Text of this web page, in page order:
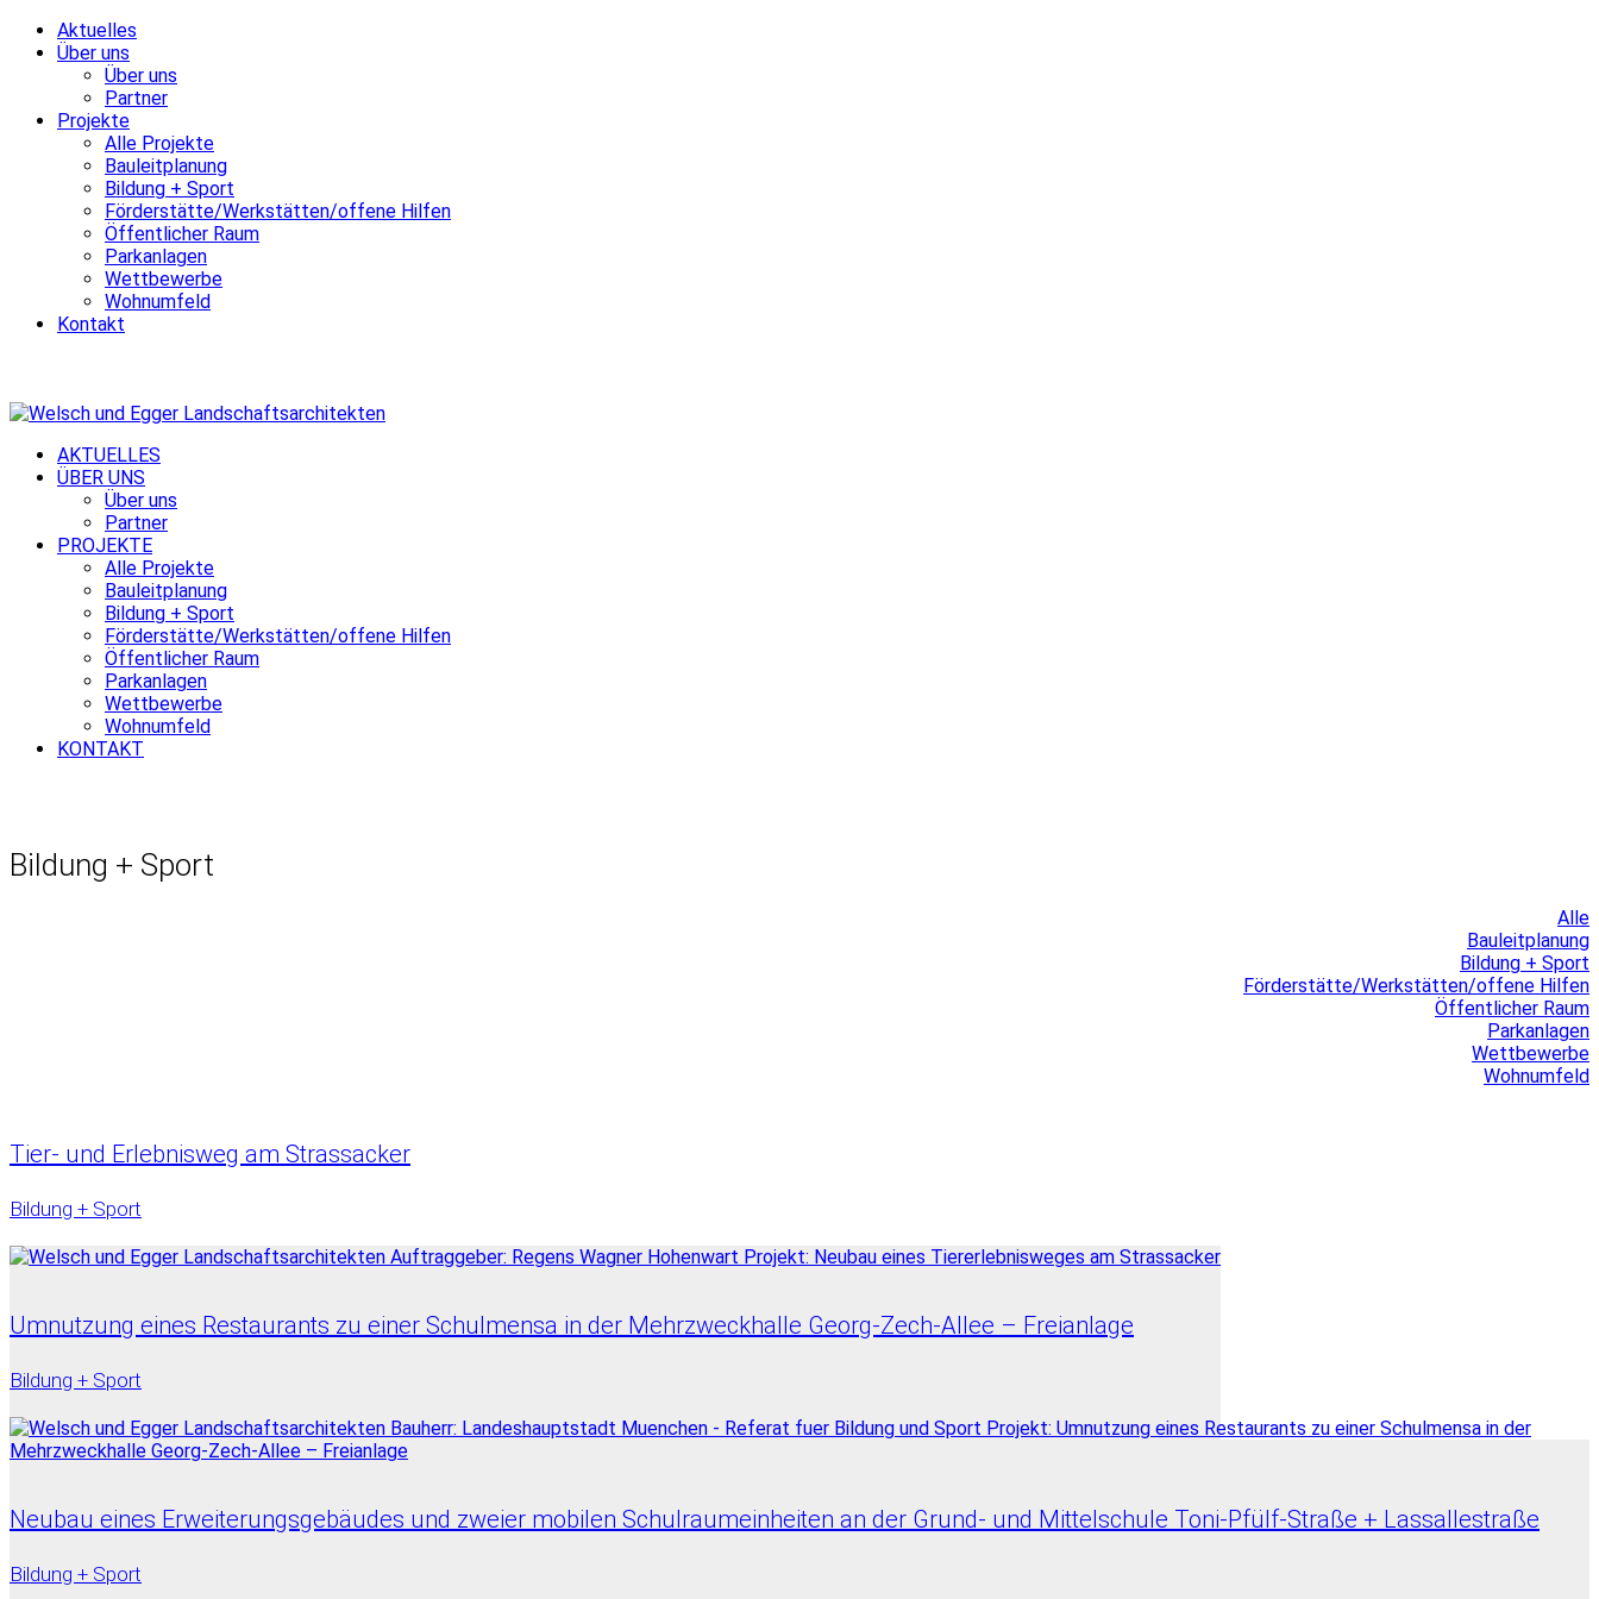
Aktuelles
Über uns
Über uns
Partner
Projekte
Alle Projekte
Bauleitplanung
Bildung + Sport
Förderstätte/Werkstätten/offene Hilfen
Öffentlicher Raum
Parkanlagen
Wettbewerbe
Wohnumfeld
Kontakt
AKTUELLES
ÜBER UNS
Über uns
Partner
PROJEKTE
Alle Projekte
Bauleitplanung
Bildung + Sport
Förderstätte/Werkstätten/offene Hilfen
Öffentlicher Raum
Parkanlagen
Wettbewerbe
Wohnumfeld
KONTAKT
Bildung + Sport
Alle
Bauleitplanung
Bildung + Sport
Förderstätte/Werkstätten/offene Hilfen
Öffentlicher Raum
Parkanlagen
Wettbewerbe
Wohnumfeld
Tier- und Erlebnisweg am Strassacker
Bildung + Sport
Umnutzung eines Restaurants zu einer Schulmensa in der Mehrzweckhalle Georg-Zech-Allee – Freianlage
Bildung + Sport
Neubau eines Erweiterungsgebäudes und zweier mobilen Schulraumeinheiten an der Grund- und Mittelschule Toni-Pfülf-Straße + Lassallestraße
Bildung + Sport